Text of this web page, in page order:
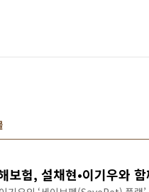
보험, 설채현•이기우와